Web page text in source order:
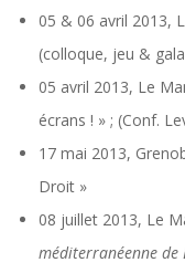
05 & 06 avril 2013,
(colloque, jeu &
05 avril 2013, Le
écrans ! » ; (Conf.
17 mai 2013,
Droit »
08 juillet 2013, Le
méditerranéenne